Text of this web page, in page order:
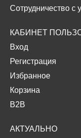
Сотрудничество с
КАБИНЕТ
Вход
Регистрация
Избранное
Корзина
B2B
АКТУАЛЬНО